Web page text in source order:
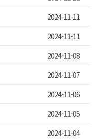
2024-11-11
2024-11-11
2024-11-08
2024-11-07
2024-11-06
2024-11-05
2024-11-04